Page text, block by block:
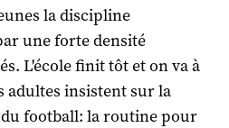
la discipline
une forte densité
L'école finit tôt et on va à
adultes insistent sur la
football: la routine pour